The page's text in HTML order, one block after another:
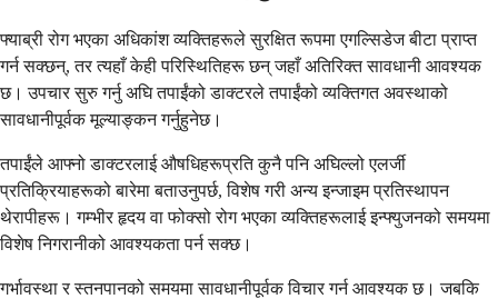
फ्याब्री रोग भएका अधिकांश व्यक्तिहरूले सुरक्षित रूपमा एगल्सिडेज बीटा प्राप्त
गर्न सक्छन्, तर त्यहाँ केही परिस्थितिहरू छन् जहाँ अतिरिक्त सावधानी आवश्यक
छ। उपचार सुरु गर्नु अघि तपाईंको डाक्टरले तपाईंको व्यक्तिगत अवस्थाको
सावधानीपूर्वक मूल्याङ्कन गर्नुहुनेछ।
तपाईंले आफ्नो डाक्टरलाई औषधिहरूप्रति कुनै पनि अघिल्लो एलर्जी
प्रतिक्रियाहरूको बारेमा बताउनुपर्छ, विशेष गरी अन्य इन्जाइम प्रतिस्थापन
थेरापीहरू। गम्भीर हृदय वा फोक्सो रोग भएका व्यक्तिहरूलाई इन्फ्युजनको समयमा
विशेष निगरानीको आवश्यकता पर्न सक्छ।
गर्भावस्था र स्तनपानको समयमा सावधानीपूर्वक विचार गर्न आवश्यक छ। जबकि